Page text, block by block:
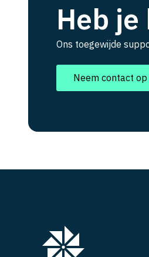
Heb
Ons toegewijde
Neem contact op